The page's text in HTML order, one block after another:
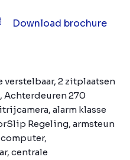
Download brochure
2 zitplaatsen
Achterdeuren 270
alarm klasse
Regeling, armsteun
centrale